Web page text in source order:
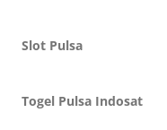
Slot Pulsa
Togel Pulsa Indosat